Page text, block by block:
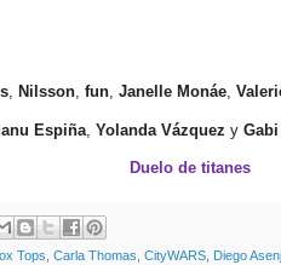
, Nilsson, fun, Janelle Monáe,
Espiña Yolanda Vázquez y
Duelo de titanes
Tops Carla Thomas CityWARS Diego